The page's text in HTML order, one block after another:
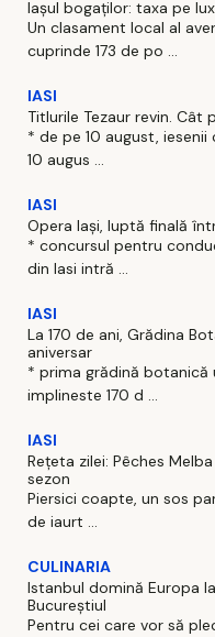
Iașul bogaților: taxa pe
Un clasament local al
cuprinde 173 de po ...
IASI
Titlurile Tezaur revin. Cât
* de pe 10 august,
10 augus ...
IASI
Opera Iași, luptă finală
* concursul pentru
din Iasi intră ...
IASI
La 170 de ani, Grădina
aniversar
* prima grădină botanică
implineste 170 d ...
IASI
Rețeta zilei: Pêches
sezon
Piersici coapte, un sos
de iaurt ...
CULINARIA
Istanbul domină Europa
Bucureștiul
Pentru cei care vor să